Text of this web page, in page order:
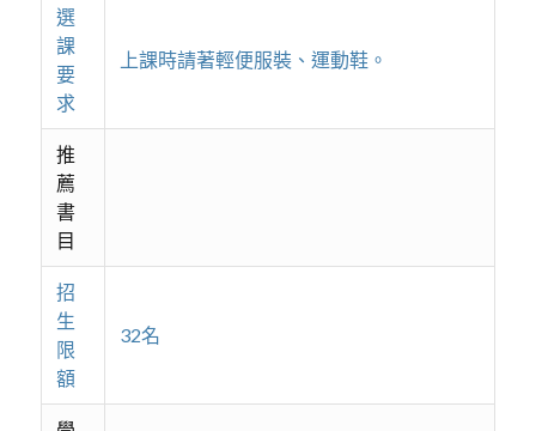
選
課
要
求
上課時請著輕便服裝、運動鞋。
推
薦
書
目
招
生
限
額
32名